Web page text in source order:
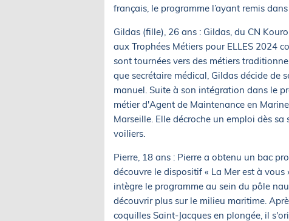
français, le programme l’ayant remis
Gildas (fille), 26 ans : Gildas, du CN
aux Trophées Métiers pour ELLES 2024
sont tournées vers des métiers
que secrétaire médical, Gildas décide de
manuel. Suite à son intégration dans le
métier d'Agent de Maintenance en
Marseille. Elle décroche un emploi dès
voiliers.
Pierre, 18 ans : Pierre a obtenu un bac
découvre le dispositif « La Mer est à
intègre le programme au sein du pôle
découvrir plus sur le milieu maritime.
coquilles Saint-Jacques en plongée, il